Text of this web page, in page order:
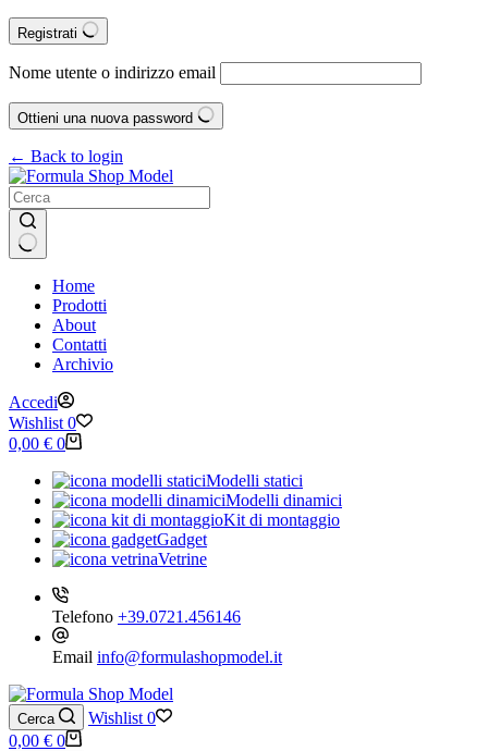
Registrati
Nome utente o indirizzo email
Ottieni una nuova password
← Back to login
risultatoHome
Prodotti
About
Contatti
Archivio
Accedi
Wishlist 0
Carrello
0,00 € 0
Modelli statici
Modelli dinamici
Kit di montaggio
Gadget
Vetrine
Telefono +39.0721.456146
Email info@formulashopmodel.it
Cerca Wishlist 0
Carrello
0,00 € 0